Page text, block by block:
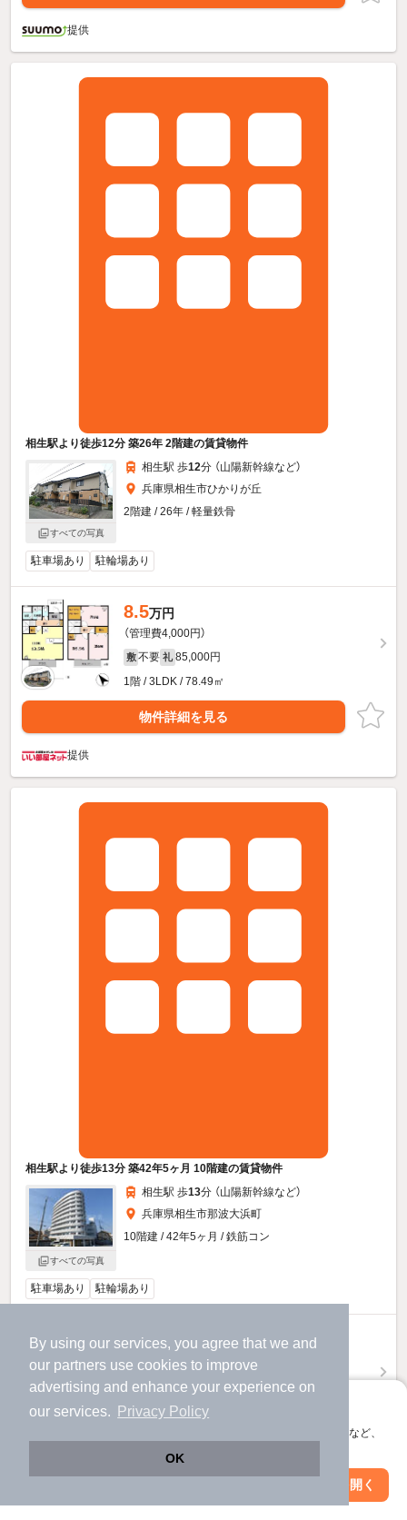
By using our services, you agree that we and
our partners use cookies to improve
advertising and enhance your experience on
our services.
Privacy Policy
OK
アプリに切り替えて、サクサクお部屋探し
会員登録なしですぐ使える。マップ検索やお気に入り保存など、
アプリを開く
提供
相生駅より徒歩12分 築26年 2階建の賃貸物件
すべての写真
相生駅 歩12分 （山陽新幹線など）
兵庫県相生市ひかりが丘
2階建 / 26年 / 軽量鉄骨
駐車場あり 駐輪場あり
8.5万円
（管理費4,000円）
敷 不要 礼 85,000円
1階 / 3LDK / 78.49㎡
物件詳細を見る
提供
相生駅より徒歩13分 築42年5ヶ月 10階建の賃貸物件
すべての写真
相生駅 歩13分 （山陽新幹線など）
兵庫県相生市那波大浜町
10階建 / 42年5ヶ月 / 鉄筋コン
駐車場あり 駐輪場あり
7.2万円
（管理費6,000円）
敷 不要 礼 100,000円
3階 / 3LDK / 78.73㎡
お問い合わせ（無料）
絞り込み条件を変更